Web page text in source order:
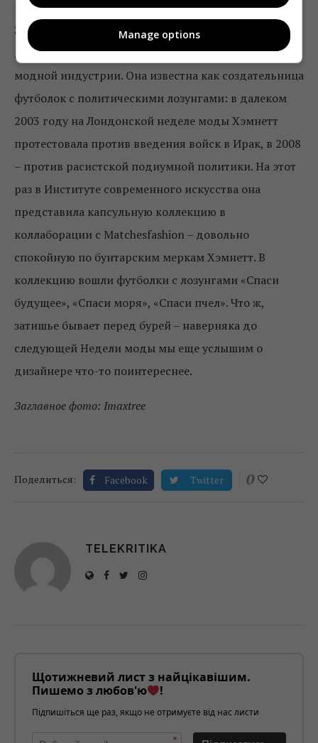
Зоозищитники и другие активисты могут считать
дизайнера Кэтрин Хэмнетт своим эмиссаром в
модной индустрии. Она известна как создательница
футболок с политическими лозунгами: в далеком
2003 году на Лондонской неделе моды Хэмнетт
протестовала против введения войск в Ирак, в 2008
– против расистской подиумной политики. На этот
раз в Институте современного искусства она
представила капсульную коллекцию в
коллаборации с Matchesfashion – довольно
спокойную по бунтарским меркам Хэмнетт. В
коллекцию вошли футболки с лозунгами «Спаси
будущее», «Спаси моря», «Спаси пчел». Что ж,
затишье бывает перед бурей – наверняка до
следующей Недели моды мы еще услышим о
дизайнере что-то поинтереснее.
Заглавное фото: Imaxtree
Поделиться: Facebook Twitter 0
TELEKRITIKA
Щотижневий лист з найцікавішим.
Пишемо з любов'ю
!
Підпишіться ще раз, якщо не отримуєте від нас листи
*
Manage options